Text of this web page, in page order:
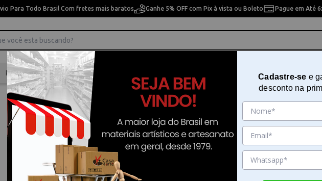
Para Todo Brasil Com fretes mais baratos Ganhe 5% OFF com Pix à vista ou Boleto Pague em Até
Pincéis Desenho Pintura Artesanal
Início > Scrapbook > Quilling breadcrumbs.nossas-lojas
Quilling
10% OFF 10% OFF 10% OFF
Cadastre-se e
desconto na